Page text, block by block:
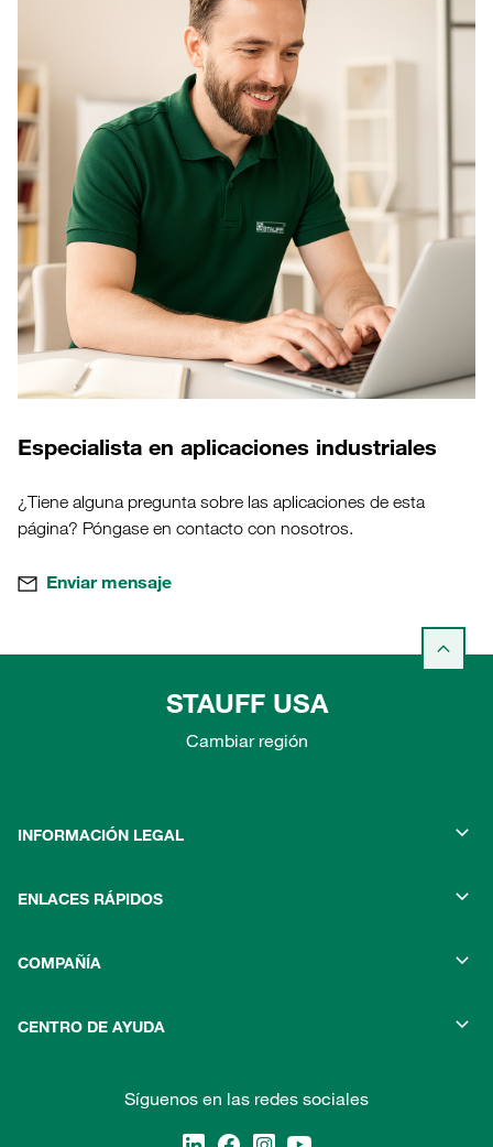
Especialista en aplicaciones industriales
¿Tiene alguna pregunta sobre las aplicaciones de esta
página? Póngase en contacto con nosotros.
Enviar mensaje
STAUFF USA
Cambiar región
INFORMACIÓN LEGAL
ENLACES RÁPIDOS
COMPAÑÍA
CENTRO DE AYUDA
Síguenos en las redes sociales